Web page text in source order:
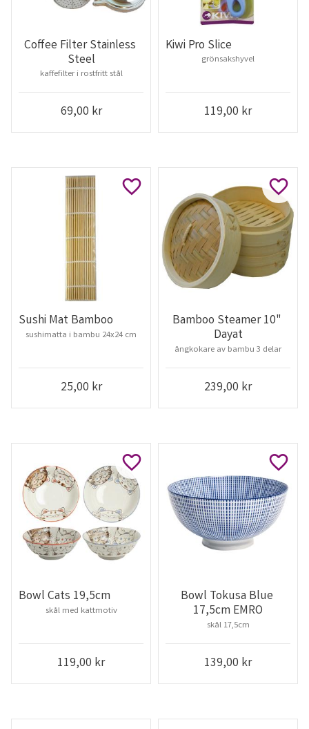
Coffee Filter Stainless
Steel
kaffefilter i rostfritt stål
69,00 kr
Kiwi Pro Slice
grönsakshyvel
119,00 kr
Sushi Mat Bamboo
sushimatta i bambu 24x24 cm
25,00 kr
Lägg till i favoriter
Bamboo Steamer 10"
Dayat
ångkokare av bambu 3 delar
239,00 kr
Lägg
Bowl Cats 19,5cm
skål med kattmotiv
119,00 kr
Lägg till i favoriter
Bowl Tokusa Blue
17,5cm EMRO
skål 17,5cm
139,00 kr
Lägg